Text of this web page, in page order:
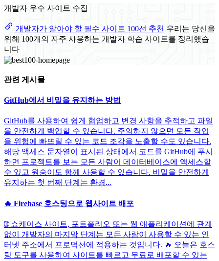
개발자 우수 사이트 수집
개발자가 알아야 할 필수 사이트 100선 추천 우리는 당신을
위해 100개의 자주 사용하는 개발자 학습 사이트를 정리했습
니다
관련 게시물
GitHub에서 비밀을 유지하는 방법
GitHub를 사용하여 쉽게 협업하고 변경 사항을 추적하고 파일
을 안전하게 백업할 수 있습니다. 주의하지 않으면 모든 작업
을 위험에 빠뜨릴 수 있는 코드 조각을 노출할 수도 있습니다.
해당 액세스 문자열이 표시된 상태에서 코드를 GitHub에 푸시
하면 프로젝트를 보는 모든 사람이 데이터베이스에 액세스할
수 있고 원숭이도 함께 사용할 수 있습니다. 비밀을 안전하게
유지하는 첫 번째 단계는 환경...
🔥 Firebase 호스팅으로 웹사이트 배포
🌐 쇼케이스 사이트, 포트폴리오 또는 웹 애플리케이션에 관계
없이 개발자의 마지막 단계는 모든 사람이 사용할 수 있는 인
터넷 주소에서 프로덕션에 적용하는 것입니다. 🔥 오늘은 호스
팅 도구를 사용하여 사이트를 빠르고 무료로 배포할 수 있는